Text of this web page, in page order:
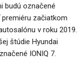
budú označené
premiéru začiatkom
v roku 2019.
štúdie Hyundai
IONIQ 7.